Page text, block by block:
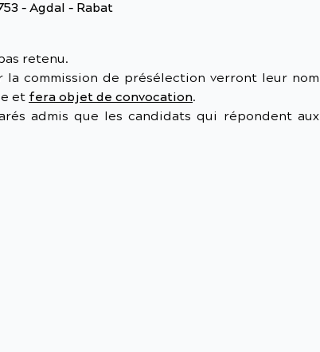
– Agdal – Rabat
retenu.
la commission de présélection verront leur nom
et fera objet de convocation.
admis que les candidats qui répondent aux